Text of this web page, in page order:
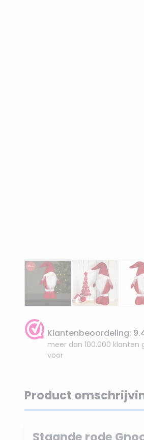
Klantenbeoordeling:
meer dan 100.000 klanten
voor
Product